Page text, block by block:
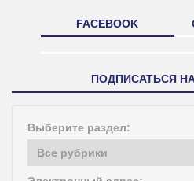
FACEBOOK
ПОДПИСАТЬСЯ
Выберите раздел: